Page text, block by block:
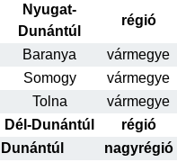
Nyugat-
Dunántúl
régió
Baranya vármegye
Somogy
vármegye
Tolna
vármegye
Dél-Dunántúl
régió
Dunántúl
nagyrégió